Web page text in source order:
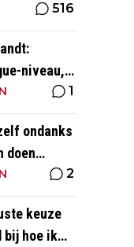
516
niveau,
zien'
1
ondanks
doen
2
keuze
bij hoe ik